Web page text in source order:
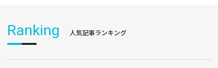
Ranking 人気記事ランキング